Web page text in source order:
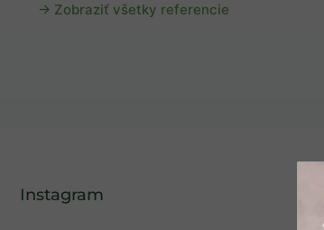
→ Zobraziť všetky referencie
Instagram